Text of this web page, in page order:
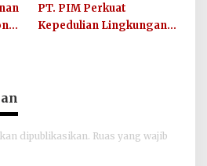
PT. PIM Perkuat
Kepedulian Lingkungan
dipublikasikan. Ruas yang wajib